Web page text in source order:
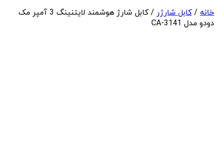
خانه /کابل شارژر
/ کابل شارژ هوشمند لایتنینگ 3 آمپر مک
دودو مدل CA-3141